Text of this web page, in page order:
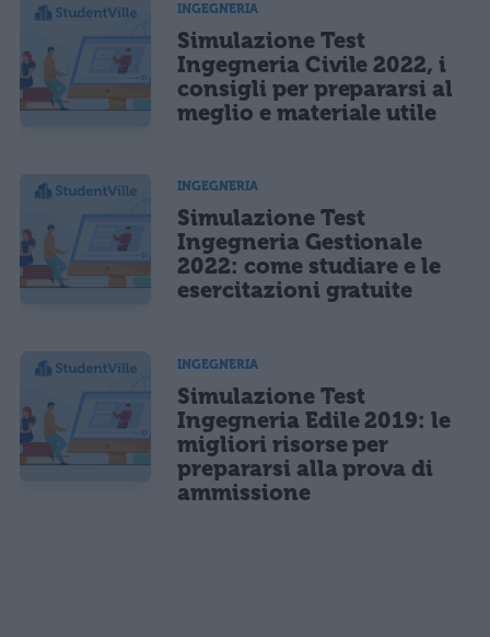
INGEGNERIA
Simulazione Test
Ingegneria Civile 2022, i
consigli per prepararsi al
meglio e materiale utile
INGEGNERIA
Simulazione Test
Ingegneria Gestionale
2022: come studiare e le
esercitazioni gratuite
INGEGNERIA
Simulazione Test
Ingegneria Edile 2019: le
migliori risorse per
prepararsi alla prova di
ammissione